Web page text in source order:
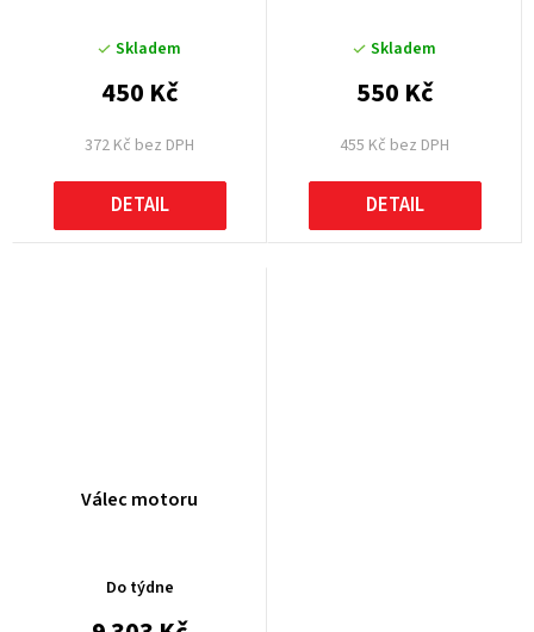
Skladem
372 Kč bez DPH
450 Kč
DETAIL
Skladem
455 Kč bez DPH
550 Kč
DETAIL
Válec motoru
Do týdne